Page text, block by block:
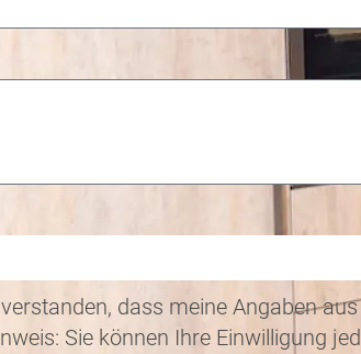
dass meine Angaben
Sie können Ihre Einwilligung